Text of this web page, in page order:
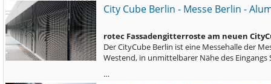
City Cube Berlin - Messe Berlin -
rotec Fassadengitterroste am neuen
Der CityCube Berlin ist eine Messehalle der
Westend, in unmittelbarer Nähe des Eingangs
…